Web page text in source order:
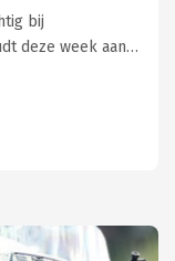
bij
deze week aan…